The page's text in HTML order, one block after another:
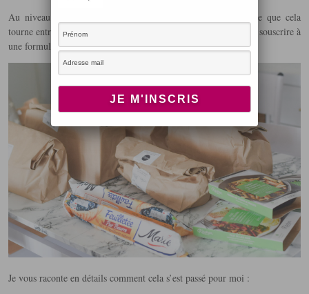
Au niveau du prix, j’ai trouvé cela vraiment abordable parce que cela
tourne entre 9 et 6 euros par repas ou sinon il y a possibilité de souscrire à
une formule d’abonnement sans engagement.
Je vous raconte en détails comment cela s’est passé pour moi :